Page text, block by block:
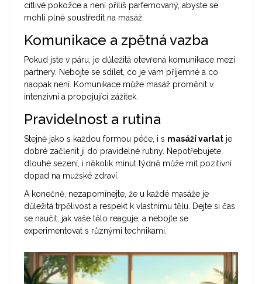
citlivé pokožce a není příliš parfemovaný, abyste se
mohli plně soustředit na masáž.
Komunikace a zpětná vazba
Pokud jste v páru, je důležitá otevřená komunikace mezi
partnery. Nebojte se sdílet, co je vám příjemné a co
naopak není. Komunikace může masáž proměnit v
intenzivní a propojující zážitek.
Pravidelnost a rutina
Stejně jako s každou formou péče, i s masáží varlat je
dobré začlenit ji do pravidelné rutiny. Nepotřebujete
dlouhé sezení, i několik minut týdně může mít pozitivní
dopad na mužské zdraví.
A konečně, nezapomínejte, že u každé masáže je
důležitá trpělivost a respekt k vlastnímu tělu. Dejte si čas
se naučit, jak vaše tělo reaguje, a nebojte se
experimentovat s různými technikami.